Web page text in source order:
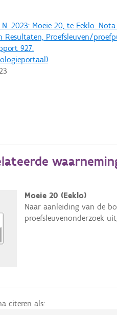
N. 2023: Moeie 20, te Eeklo.
Resultaten, Proefsleuven/
927.
Moeie 20 (Eeklo)
Naar aanleiding van de
proefsleuvenonderzoek
citeren als: